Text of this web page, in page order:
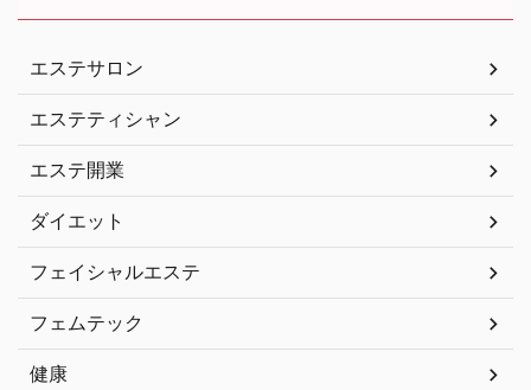
エステサロン
エステティシャン
エステ開業
ダイエット
フェイシャルエステ
フェムテック
健康